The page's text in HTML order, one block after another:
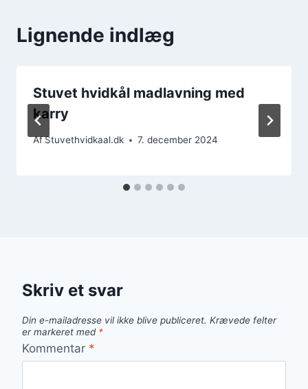
Lignende indlæg
Stuvet hvidkål madlavning med
karry
AfStuvethvidkaal.dk 7. december 2024
Skriv et svar
Din e-mailadresse vil ikke blive publiceret. Krævede felter
er markeret med *
Kommentar *